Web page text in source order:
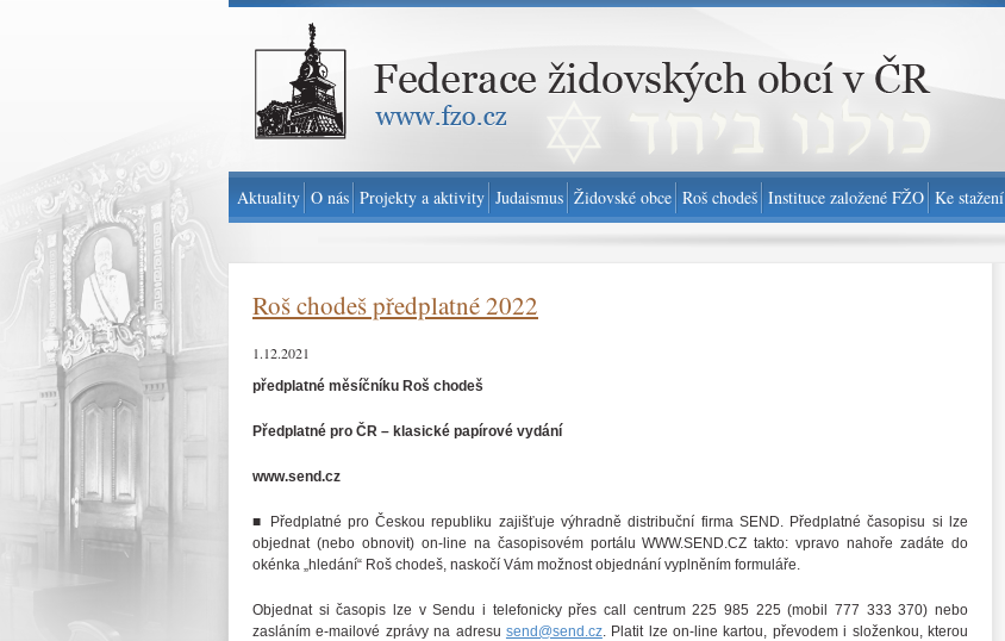
Federace židovských obcí v ČR - www.fzo.cz
Roš chodeš předplatné 2022
1.12.2021
předplatné měsíčníku Roš chodeš
Předplatné pro ČR – klasické papírové vydání
www.send.cz
■ Předplatné pro Českou republiku zajišťuje výhradně distribuční firma SEND. Předplatné časopisu si lze
objednat (nebo obnovit) on-line na časopisovém portálu WWW.SEND.CZ takto: vpravo nahoře zadáte do
okénka „hledání“ Roš chodeš, naskočí Vám možnost objednání vyplněním formuláře.
Objednat si časopis lze v Sendu i telefonicky přes call centrum 225 985 225 (mobil 777 333 370) nebo
zasláním e-mailové zprávy na adresu send@send.cz. Platit lze on-line kartou, převodem i složenkou, kterou
Aktuality O nás Projekty a aktivity Judaismus Židovské obce Roš chodeš Instituce založené FŽO Ke stažení